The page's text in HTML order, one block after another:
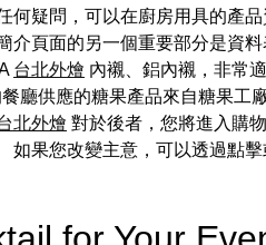
疑問，可以在廚房用具的產
頁面的另一個重要部分是資
台北外燴 內襯、鋁內襯，非常
廳供應的糖果產品來自糖果工
北外燴 對於後者，您將進入購
果您改變主意，可以透過點